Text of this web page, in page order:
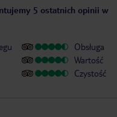
5 ostatnich opinii w
Obsługa
Wartość
Czystość